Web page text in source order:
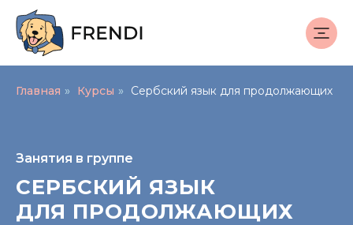
Главная » Курсы » Сербский язык для продолжающих
СЕРБСКИЙ ЯЗЫК
ДЛЯ ПРОДОЛЖАЮЩИХ
Занятия в группе